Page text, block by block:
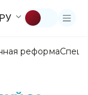
РУ
реформа